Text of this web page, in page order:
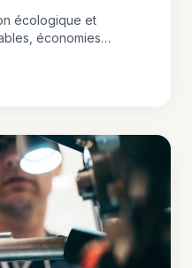
écologique et
économies